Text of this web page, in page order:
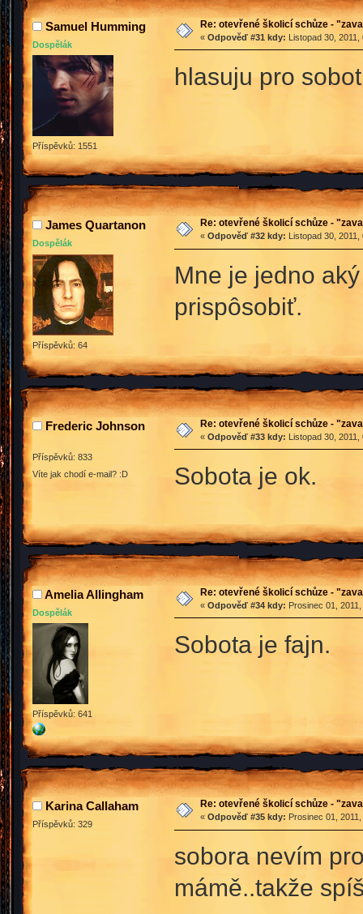
Samuel Humming
Dospělák
Příspěvků: 1551
Re: otevřené školicí schůze -
« Odpověď #31 kdy: Listopad 30,
hlasuju pro
James Quartanon
Dospělák
Příspěvků: 64
Re: otevřené školicí schůze -
« Odpověď #32 kdy: Listopad 30,
Mne je jedno
prispôsobiť.
Frederic Johnson
Příspěvků: 833
Víte jak chodí e-mail? :D
Re: otevřené školicí schůze -
« Odpověď #33 kdy: Listopad 30,
Sobota je ok.
Amelia Allingham
Dospělák
Příspěvků: 641
Re: otevřené školicí schůze -
« Odpověď #34 kdy: Prosinec 01,
Sobota je fajn.
Karina Callaham
Příspěvků: 329
Re: otevřené školicí schůze -
« Odpověď #35 kdy: Prosinec 01,
sobora nevím
mámě..takže